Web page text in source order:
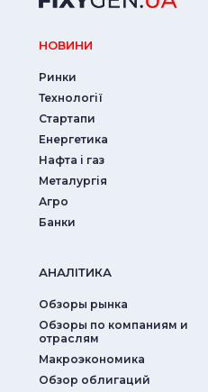
НОВИНИ
Ринки
Технології
Стартапи
Енергетика
Нафта і газ
Металургія
Агро
Банки
АНАЛIТИКА
Обзоры рынка
Обзоры по компаниям и
отраслям
Макроэкономика
Обзор облигаций